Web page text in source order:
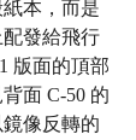
本，而是
發給飛行
版面的頂部
面 C-50 的
像反轉的